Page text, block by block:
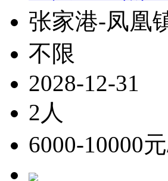
张家港-凤凰
不限
2028-12-31
2人
6000-10000